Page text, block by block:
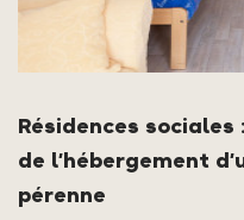
Résidences
de l’hébergement
pérenne